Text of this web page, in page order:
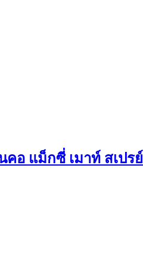
คอ แม็กซี่ เมาท์ สเปรย์